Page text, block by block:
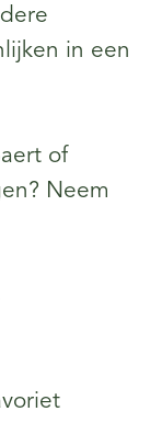
in een
of
Neem